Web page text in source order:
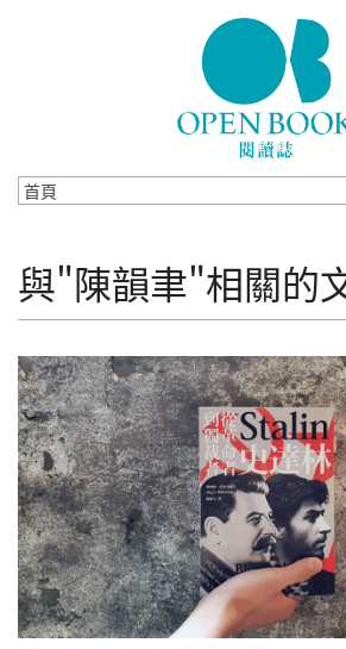
與"陳韻聿"相關的